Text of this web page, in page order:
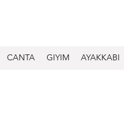
CANTA GIYIM AYAKKABI